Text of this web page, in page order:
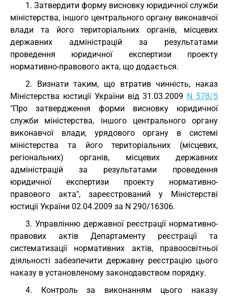
1. Затвердити форму висновку юридичної служби
міністерства, іншого центрального органу виконавчої
влади та його територіальних органів, місцевих
державних адміністрацій за результатами
проведення юридичної експертизи проекту
нормативно-правового акта, що додається.
2. Визнати таким, що втратив чинність, наказ
Міністерства юстиції України від 31.03.2009 N 578/5
"Про затвердження форми висновку юридичної
служби міністерства, іншого центрального органу
виконавчої влади, урядового органу в системі
міністерства та його територіальних (місцевих,
регіональних) органів, місцевих державних
адміністрацій за результатами проведення
юридичної експертизи проекту нормативно-
правового акта", зареєстрований у Міністерстві
юстиції України 02.04.2009 за N 290/16306.
3. Управлінню державної реєстрації нормативно-
правових актів Департаменту реєстрації та
систематизації нормативних актів, правоосвітньої
діяльності забезпечити державну реєстрацію цього
наказу в установленому законодавством порядку.
4. Контроль за виконанням цього наказу